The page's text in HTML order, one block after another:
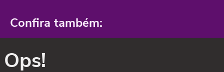
Confira também:
Ops!